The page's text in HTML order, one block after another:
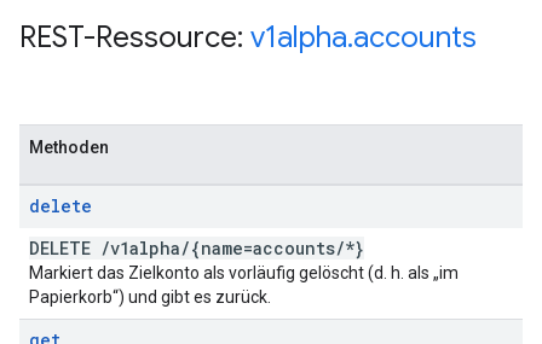
REST-Ressource: v1alpha.accounts
Methoden
delete
DELETE /v1alpha/{name=accounts/*}
Markiert das Zielkonto als vorläufig gelöscht (d. h. als „im
Papierkorb“) und gibt es zurück.